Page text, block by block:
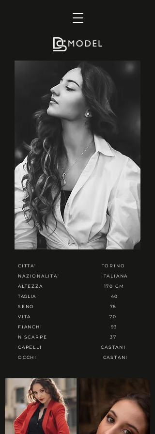
CITTA'
NAZIONALITA'
ALTEZZA
TAGLIA
SENO
VITA
FIANCHI
N SCARPE
CAPELLI
OCCHI
TORINO
ITALIANA
170 CM
40
78
70
93
37
CASTANI
CASTANI